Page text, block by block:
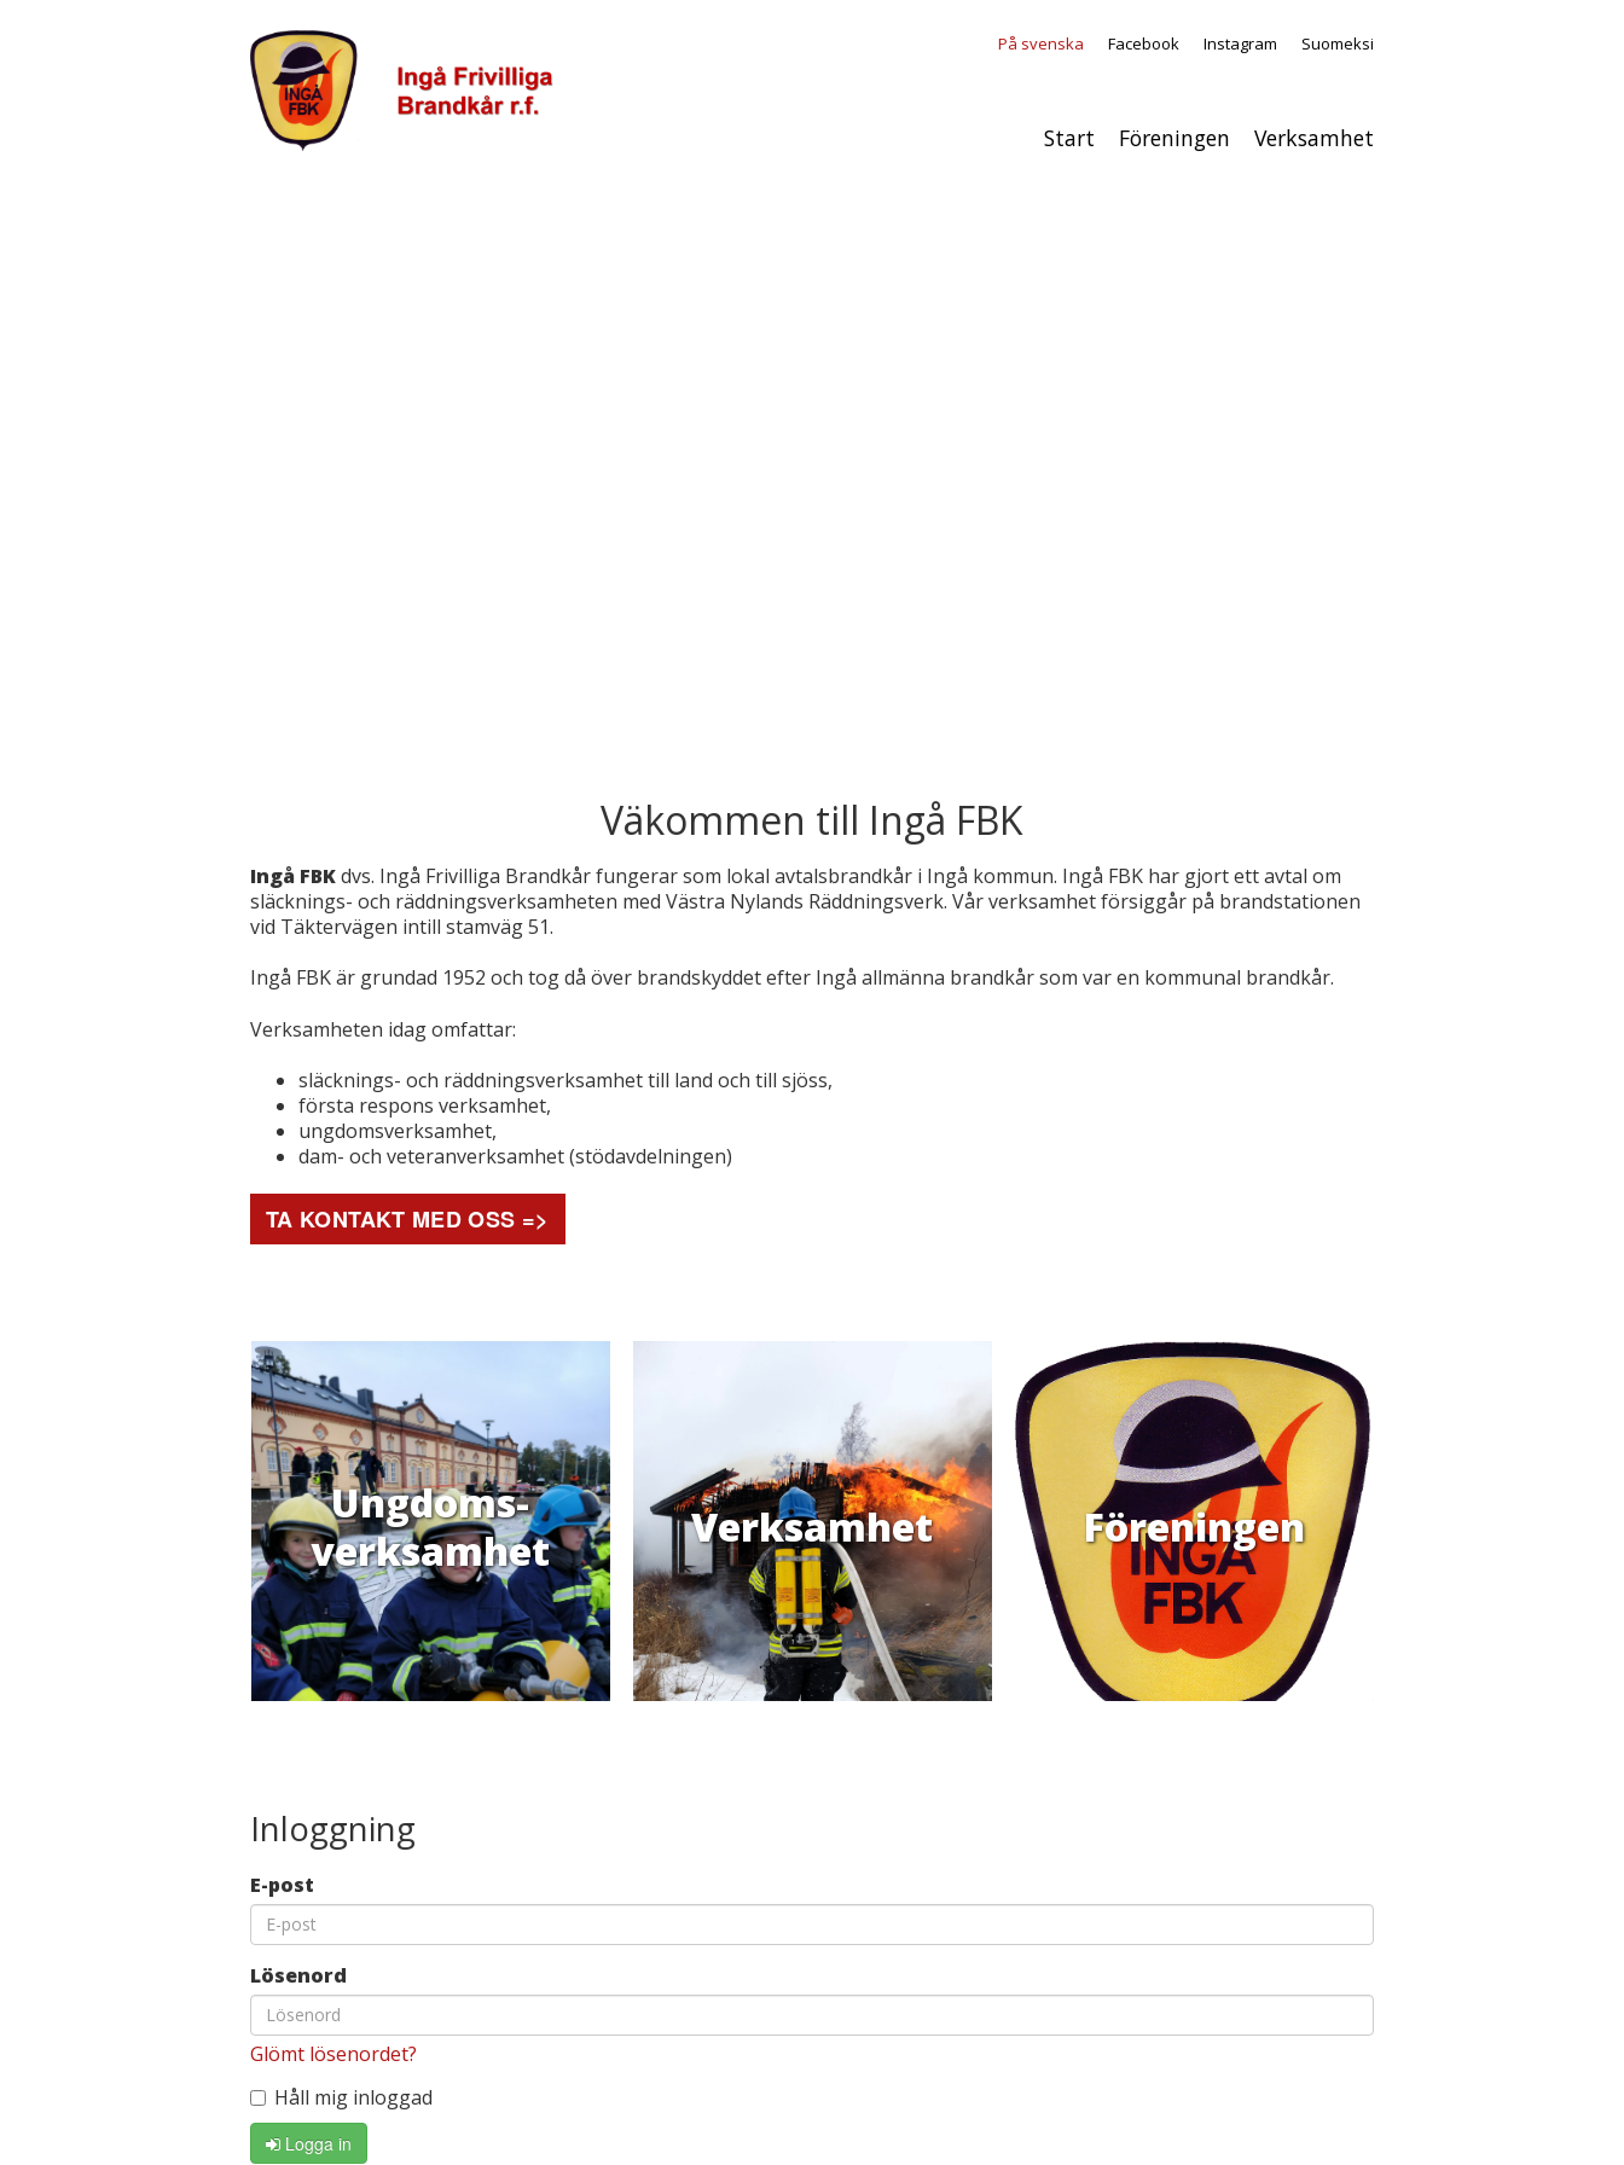
På svenska Facebook Instagram Suomeksi
Start Föreningen Verksamhet
Väkommen till Ingå FBK
Ingå FBKdvs. Ingå Frivilliga Brandkår fungerar som lokal avtalsbrandkår i Ingå kommun. Ingå FBK har gjort ett avtal om
släcknings- och räddningsverksamheten med Västra Nylands Räddningsverk. Vår verksamhet försiggår på brandstationen
vid Täktervägen intill stamväg 51.
Ingå FBK är grundad 1952 och tog då över brandskyddet efter Ingå allmänna brandkår som var en kommunal brandkår.
Verksamheten idag omfattar:
släcknings- och räddningsverksamhet till land och till sjöss,
första respons verksamhet,
ungdomsverksamhet,
dam- och veteranverksamhet (stödavdelningen)
TA KONTAKT MED OSS =>
Ungdoms-
verksamhet
Verksamhet Föreningen
Inloggning
E-post
Lösenord
Glömt lösenordet?
Håll mig inloggad
Logga in